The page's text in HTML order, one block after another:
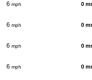
6 mph 0
6 mph 0
6 mph 0
6 mph 0